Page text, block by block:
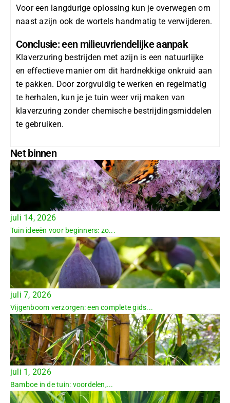
Voor een langdurige oplossing kun je overwegen om
naast azijn ook de wortels handmatig te verwijderen.
Conclusie: een milieuvriendelijke aanpak
Klaverzuring bestrijden met azijn is een natuurlijke
en effectieve manier om dit hardnekkige onkruid aan
te pakken. Door zorgvuldig te werken en regelmatig
te herhalen, kun je je tuin weer vrij maken van
klaverzuring zonder chemische bestrijdingsmiddelen
te gebruiken.
Net binnen
juli 14, 2026
Tuin ideeën voor beginners: zo...
juli 7, 2026
Vijgenboom verzorgen: een complete gids...
juli 1, 2026
Bamboe in de tuin: voordelen,...